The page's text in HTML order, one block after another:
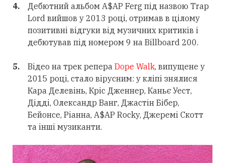
Дебютний альбом A$AP Ferg під назвою Trap
Lord вийшов у 2013 році, отримав в цілому
позитивні відгуки від музичних критиків і
дебютував під номером 9 на Billboard 200.
Відео на трек репера Dope Walk, випущене у
2015 році, стало вірусним: у кліпі знялися
Кара Делевінь, Кріс Дженнер, Каньє Уест,
Дідді, Олександр Ванг, Джастін Бібер,
Бейонсе, Ріанна, A$AP Rocky, Джеремі Скотт
та інші музиканти.